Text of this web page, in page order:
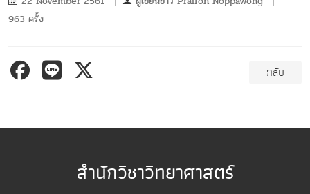
963 ครั้ง
กลับ
สำนักวิชาวิทยาศาสตร์